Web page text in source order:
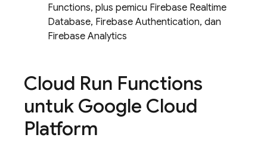
Functions, plus pemicu Firebase Realtime
Database, Firebase Authentication, dan
Firebase Analytics
Cloud Run Functions
untuk Google Cloud
Platform